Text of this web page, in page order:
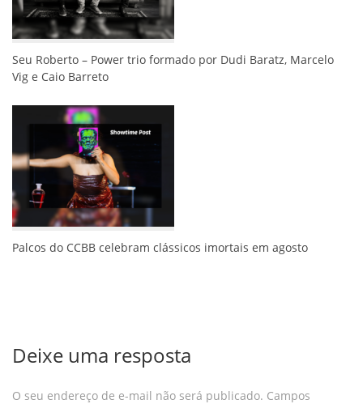
Seu Roberto – Power trio formado por Dudi Baratz, Marcelo
Vig e Caio Barreto
Palcos do CCBB celebram clássicos imortais em agosto
Deixe uma resposta
O seu endereço de e-mail não será publicado. Campos